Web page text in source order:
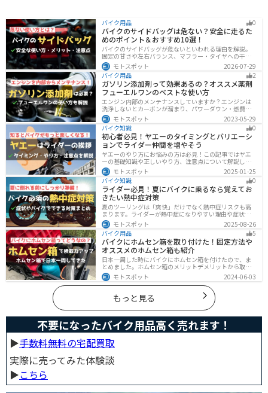
バイク用品 0
バイクのサイドバッグは危ない？安全に走るた
めのポイント＆おすすめ10選！
バイクのサイドバッグが危ないといわれる理由を解説。
固定の甘さや左右バランス、マフラー・タイヤへの干
渉、横幅の変化など安全上の注意点に加え、メリット・
デメリット、容量・素材・防水性を踏まえた選び方、お
すすめのサイドバッグ10選を紹介します。
モトスポット
2026-07-29
バイク用品
2
ガソリン添加剤って効果あるの？オススメ薬剤
フューエルワンのベストな使い方
エンジン内部のメンテナンスしていますか？エンジンは
洗浄しないとカーボンが溜まり、パワーダウン・燃費の
悪化、燃焼以上、エンジンの焼き付きなどのトラブルの
原因になります。定期的にガソリン添加剤を入れてエン
ジン内部も綺麗にしましょう。
モトスポット
2023-05-29
バイク知識
0
初心者必見！ヤエーのタイミングとバリエーシ
ョンでライダー仲間を増やそう
ヤエーのやり方にお悩みの方は必見！この記事ではヤエ
ーの基礎知識や正しいやり方、注意点について解説しま
す。実はヤエーには、ツーリング中の連帯感を高める効
果があります。この記事を読めば、ヤエーの楽しみ方と
安全に行うポイントがわかるでしょう。
モトスポット
2025-01-25
バイク知識
0
ライダー必見！夏にバイクに乗るなら覚えてお
きたい熱中症対策
夏のツーリングは「爽快」だけでなく熱中症リスクも高
まります。ライダーが熱中症になりやすい理由や症状、
危険性、そして安全に楽しむための対策を徹底解説。夏
用ウェア・水分補給・休憩ポイントの工夫など、猛暑で
も快適に走るコツを紹介します。
モトスポット
2025-08-26
バイク用品
5
バイクにホムセン箱を取り付けた！固定方法や
オススメのホムセン箱も紹介
日本一周した時にバイクにホムセン箱を付けたので、ま
とめました。ホムセン箱のメリットデメリットから取り
付け方法、実際につけてどううだったのか、オススメの
ホムセン箱まで全て解説します。バイクにホムセン箱を
付けたいと思っている人はぜひ参考にしてください。
モトスポット 2024-06-03
もっと見る
不要になったバイク用品高く売れます！
▶︎手数料無料の宅配買取
実際に売ってみた体験談
▶︎こちら